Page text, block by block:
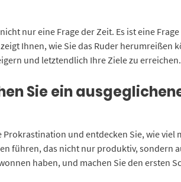
nur eine Frage der Zeit. Es ist eine
Ihnen, wie Sie das Ruder
und letztendlich Ihre Ziele zu erreichen.
Sie ein
Prokrastination und entdecken Sie, wie
führen, das nicht nur produktiv, sondern
haben, und machen Sie den ersten